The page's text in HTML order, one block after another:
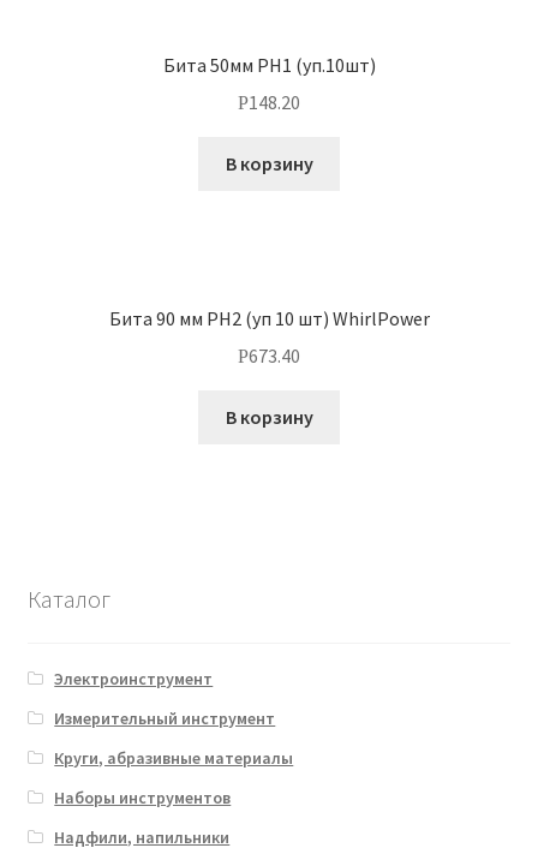
Бита 50мм PH1 (уп.10шт)
Р148.20
В корзину
Бита 90 мм РН2 (уп 10 шт) WhirlPower
Р673.40
В корзину
Каталог
Электроинструмент
Измерительный инструмент
Круги, абразивные материалы
Наборы инструментов
Надфили, напильники